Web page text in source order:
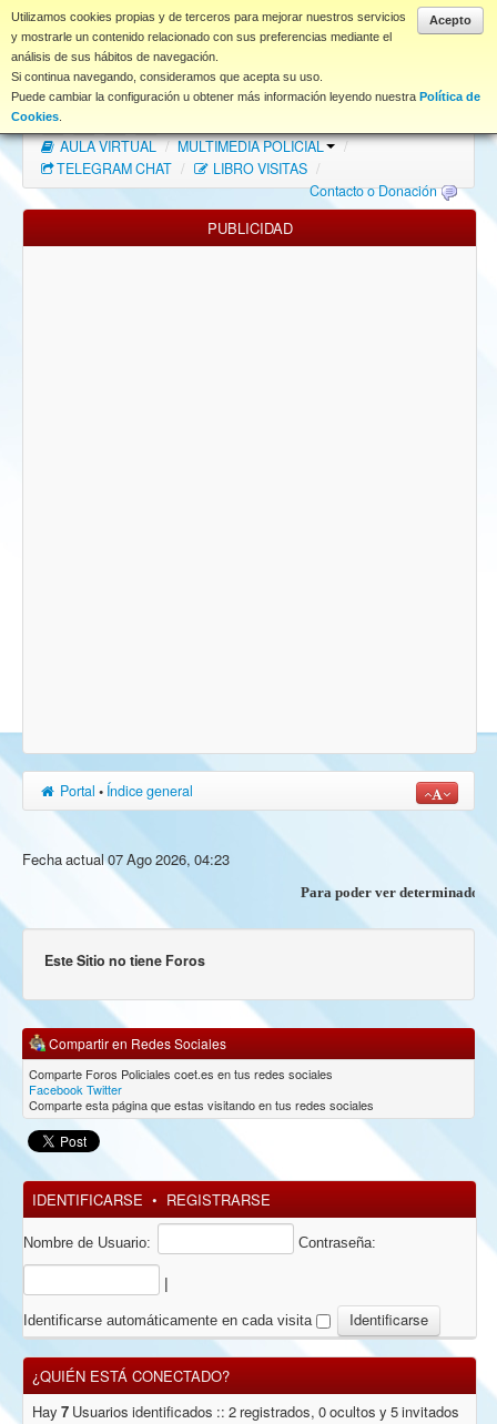
Acepto
Utilizamos cookies propias y de terceros para mejorar nuestros servicios
y mostrarle un contenido relacionado con sus preferencias mediante el
análisis de sus hábitos de navegación.
Si continua navegando, consideramos que acepta su uso.
Puede cambiar la configuración u obtener más información leyendo nuestra Política de
Cookies
www.coet.es
Portal
Índice Foros
FAQ
NORMAS FORO
Descargas
AULA VIRTUAL / MULTIMEDIA POLICIAL
/
TELEGRAM CHAT / LIBRO VISITAS /
Contacto o Donación
PUBLICIDAD
Portal • Índice general
Fecha actual 07 Ago 2026, 04:23
Para poder ver determinados
Este Sitio no tiene Foros
Compartir en Redes Sociales
Comparte Foros Policiales coet.es en tus redes sociales
Facebook Twitter
Comparte esta página que estas visitando en tus redes sociales
IDENTIFICARSE • REGISTRARSE
Nombre de Usuario: Contraseña:
Identificarse automáticamente en cada visita
¿QUIÉN ESTÁ CONECTADO?
Hay 7 Usuarios identificados :: 2 registrados, 0 ocultos y 5 invitados